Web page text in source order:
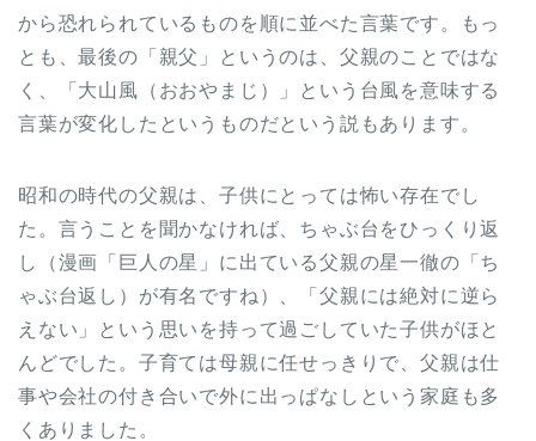
から恐れられているものを順に並べた言葉です。もっ
とも、最後の「親父」というのは、父親のことではな
く、「大山風（おおやまじ）」という台風を意味する
言葉が変化したというものだという説もあります。
昭和の時代の父親は、子供にとっては怖い存在でし
た。言うことを聞かなければ、ちゃぶ台をひっくり返
し（漫画「巨人の星」に出ている父親の星一徹の「ち
ゃぶ台返し）が有名ですね）、「父親には絶対に逆ら
えない」という思いを持って過ごしていた子供がほと
んどでした。子育ては母親に任せっきりで、父親は仕
事や会社の付き合いで外に出っぱなしという家庭も多
くありました。